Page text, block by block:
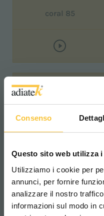
Consenso
Questo sito web utilizza
Utilizziamo i cookie per
annunci, per fornire
analizzare il nostro
informazioni sul modo in
coral 85
diamond 100s AC
VIDEO